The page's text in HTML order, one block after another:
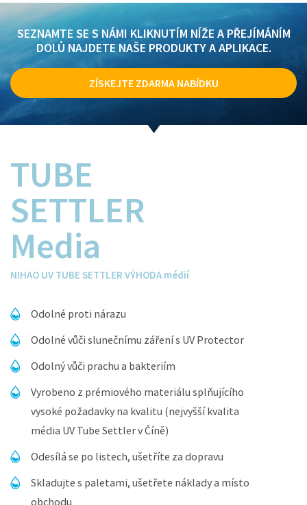
SEZNAMTE SE S NÁMI KLIKNUTÍM NÍŽE A PŘEJÍMÁNÍM
DOLŮ NAJDETE NAŠE PRODUKTY A APLIKACE.
ZÍSKEJTE ZDARMA NABÍDKU
TUBE
SETTLER
Media
NIHAO UV TUBE SETTLER VÝHODA médií
Odolné proti nárazu
Odolné vůči slunečnímu záření s UV Protector
Odolný vůči prachu a bakteriím
Vyrobeno z prémiového materiálu splňujícího
vysoké požadavky na kvalitu (nejvyšší kvalita
média UV Tube Settler v Číně)
Odesílá se po listech, ušetříte za dopravu
Skladujte s paletami, ušetřete náklady a místo
obchodu